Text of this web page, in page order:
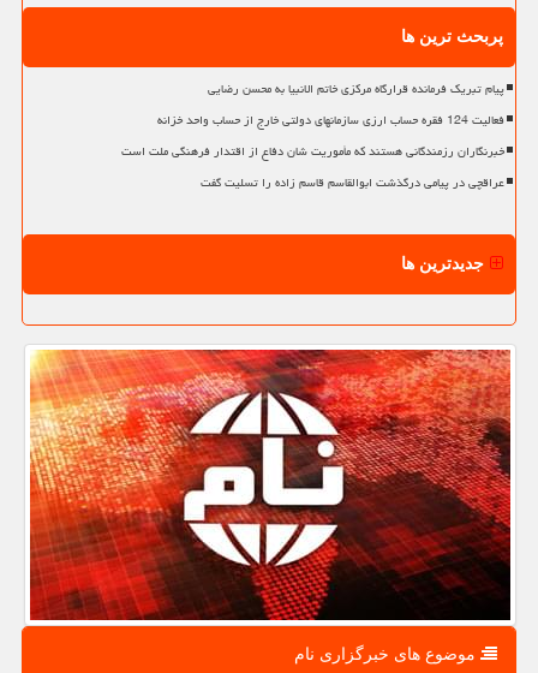
پربحث ترین ها
پیام تبریک فرمانده قرارگاه مرکزی خاتم الانبیا به محسن رضایی
فعالیت 124 فقره حساب ارزی سازمانهای دولتی خارج از حساب واحد خزانه
خبرنگاران رزمندگانی هستند که مأموریت شان دفاع از اقتدار فرهنگی ملت است
عراقچی در پیامی درگذشت ابوالقاسم قاسم زاده را تسلیت گفت
جدیدترین ها
موضوع های خبرگزاری نام